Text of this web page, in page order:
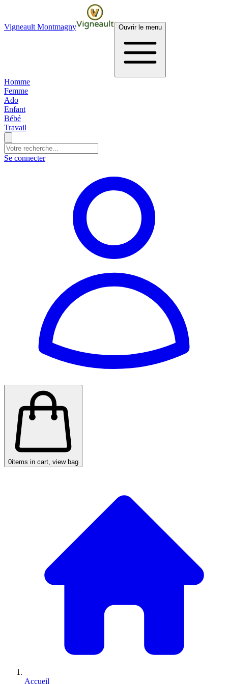
Vigneault Montmagny Ouvrir le menu
Homme
Femme
Ado
Enfant
Bébé
Travail
Se connecter
0items in cart, view bag
Accueil